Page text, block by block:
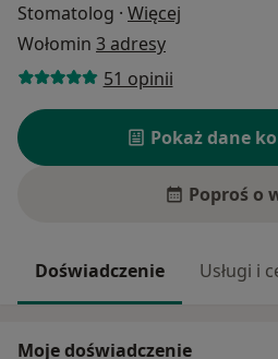
Stomatolog · Więcej
Wołomin 3 adresy
51 opinii
Pokaż dane
Poproś o
Doświadczenie Usługi i
Moje doświadczenie